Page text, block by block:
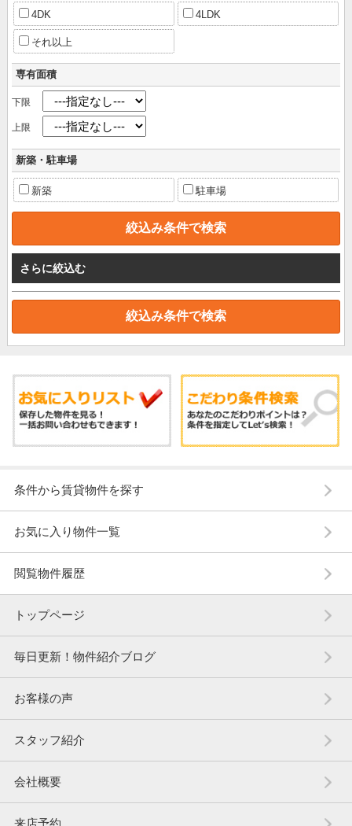
4DK 4LDK
それ以上
専有面積
下限
上限
新築・駐車場
新築 駐車場
さらに絞込む
条件から賃貸物件を探す
お気に入り物件一覧
閲覧物件履歴
トップページ
毎日更新！物件紹介ブログ
お客様の声
スタッフ紹介
会社概要